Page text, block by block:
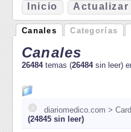
nicio Actualizar
Canales Categorías
Canales
26484temas (26484sin leer)
diariomedico.com >
(24845 sin leer)